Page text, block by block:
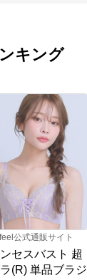
キング
公式通販サイト
セスバスト 超
(R) 単品ブラジ